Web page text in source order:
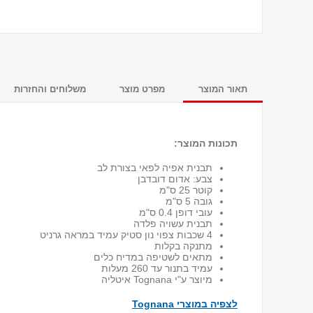
תאור המוצר מפרט מוצר משלוחים והחזרות
תכונות המוצר:
תבנית אפיה לפאי בצורת לב
צבע: אדום דובדבן
קוטר 25 ס"מ
גובה 5 ס"מ
עובי דופן 0.4 ס"מ
תבנית עשויה פלדה
4 שכבות צפוי נון סטיק עמיד במראה גרניט
מתנקה בקלות
מתאים לשטיפה במדיח כלים
עמיד בתנור עד 260 מעלות
מיוצר ע"י Tognana איטליה
לצפיה במוצרי Tognana